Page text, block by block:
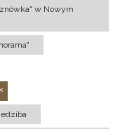
w Nowym